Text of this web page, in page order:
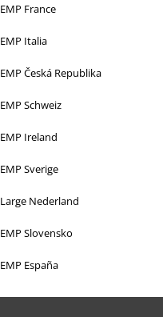
EMP France
EMP Italia
EMP Česká Republika
EMP Schweiz
EMP Ireland
EMP Sverige
Large Nederland
EMP Slovensko
EMP España